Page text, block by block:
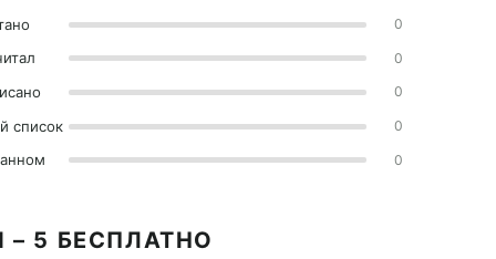
0
0
0
список 0
0
5 БЕСПЛАТНО